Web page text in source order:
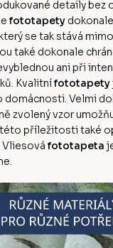
detaily bez
fototapety
se tak stává
také dokonale
ani při
Kvalitnífototapety
domácnosti. Velmi
zvolený vzor
příležitosti také
fototapeta